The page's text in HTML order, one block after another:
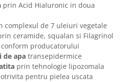
prin Acid Hialuronic in doua
complexul de 7 uleiuri vegetale
ceramide, squalan si Filagrinol
conform producatorului
de apa transepidermice
prin tehnologie lipozomala
pentru pielea uscata